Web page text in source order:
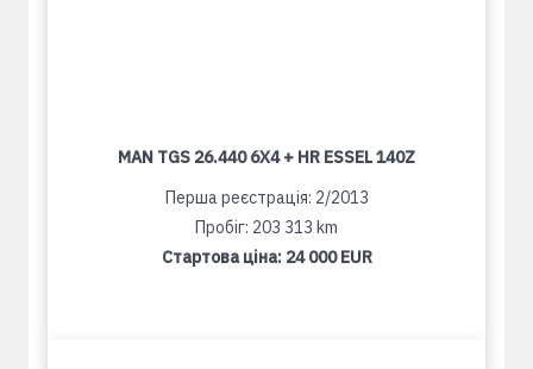
MAN TGS 26.440 6X4 + HR ESSEL 140Z
Перша реєстрація: 2/2013
Пробіг: 203 313 km
Стартова ціна: 24 000 EUR